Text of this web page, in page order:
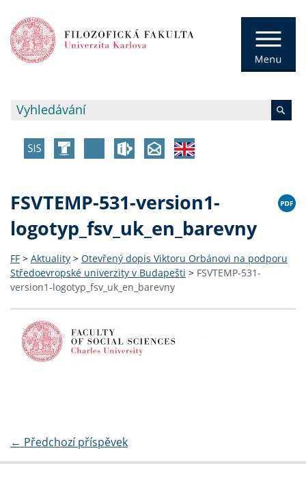
FSVTEMP-531-version1-
logotyp_fsv_uk_en_barevny
FF > Aktuality > Otevřený dopis Viktoru Orbánovi na podporu
Středoevropské univerzity v Budapešti > FSVTEMP-531-
version1-logotyp_fsv_uk_en_barevny
← Předchozí příspěvek